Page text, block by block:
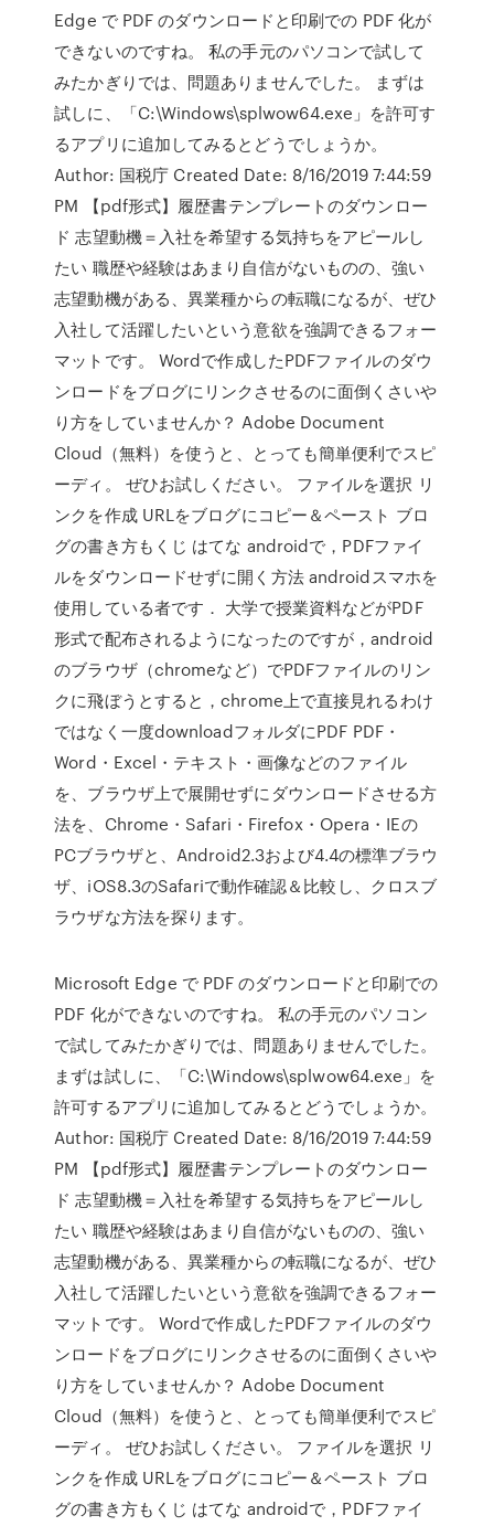
Edge で PDF のダウンロードと印刷での PDF 化が
できないのですね。 私の手元のパソコンで試して
みたかぎりでは、問題ありませんでした。 まずは
試しに、「C:\Windows\splwow64.exe」を許可す
るアプリに追加してみるとどうでしょうか。
Author: 国税庁 Created Date: 8/16/2019 7:44:59
PM 【pdf形式】履歴書テンプレートのダウンロー
ド 志望動機＝入社を希望する気持ちをアピールし
たい 職歴や経験はあまり自信がないものの、強い
志望動機がある、異業種からの転職になるが、ぜひ
入社して活躍したいという意欲を強調できるフォー
マットです。 Wordで作成したPDFファイルのダウ
ンロードをブログにリンクさせるのに面倒くさいや
り方をしていませんか？ Adobe Document
Cloud（無料）を使うと、とっても簡単便利でスピ
ーディ。 ぜひお試しください。 ファイルを選択 リ
ンクを作成 URLをブログにコピー＆ペースト ブロ
グの書き方もくじ はてな androidで，PDFファイ
ルをダウンロードせずに開く方法 androidスマホを
使用している者です． 大学で授業資料などがPDF
形式で配布されるようになったのですが，android
のブラウザ（chromeなど）でPDFファイルのリン
クに飛ぼうとすると，chrome上で直接見れるわけ
ではなく一度downloadフォルダにPDF PDF・
Word・Excel・テキスト・画像などのファイル
を、ブラウザ上で展開せずにダウンロードさせる方
法を、Chrome・Safari・Firefox・Opera・IEの
PCブラウザと、Android2.3および4.4の標準ブラウ
ザ、iOS8.3のSafariで動作確認＆比較し、クロスブ
ラウザな方法を探ります。
Microsoft Edge で PDF のダウンロードと印刷での
PDF 化ができないのですね。 私の手元のパソコン
で試してみたかぎりでは、問題ありませんでした。
まずは試しに、「C:\Windows\splwow64.exe」を
許可するアプリに追加してみるとどうでしょうか。
Author: 国税庁 Created Date: 8/16/2019 7:44:59
PM 【pdf形式】履歴書テンプレートのダウンロー
ド 志望動機＝入社を希望する気持ちをアピールし
たい 職歴や経験はあまり自信がないものの、強い
志望動機がある、異業種からの転職になるが、ぜひ
入社して活躍したいという意欲を強調できるフォー
マットです。 Wordで作成したPDFファイルのダウ
ンロードをブログにリンクさせるのに面倒くさいや
り方をしていませんか？ Adobe Document
Cloud（無料）を使うと、とっても簡単便利でスピ
ーディ。 ぜひお試しください。 ファイルを選択 リ
ンクを作成 URLをブログにコピー＆ペースト ブロ
グの書き方もくじ はてな androidで，PDFファイ